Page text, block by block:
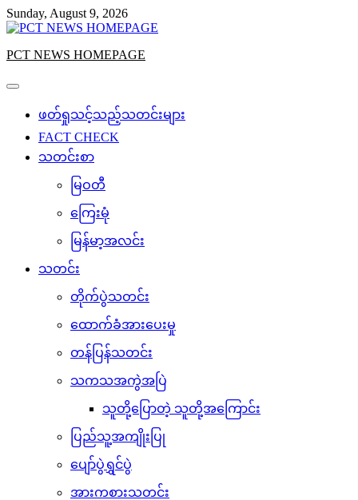
Skip
to
Sunday, August 9, 2026
PCT NEWS HOMEPAGE
ဖတ်ရှုသင့်သည့်သတင်းများ
FACT CHECK
သတင်းစာ
မြဝတီ
ကြေးမုံ
မြန်မာ့အလင်း
သတင်း
တိုက်ပွဲသတင်း
ထောက်ခံအားပေးမှု
တန်ပြန်သတင်း
သကသအကွဲအပြဲ
သူတို့ပြောတဲ့ သူတို့အကြောင်း
ပြည်သူ့အကျိုးပြု
ပျော်ပွဲရွှင်ပွဲ
အားကစားသတင်း